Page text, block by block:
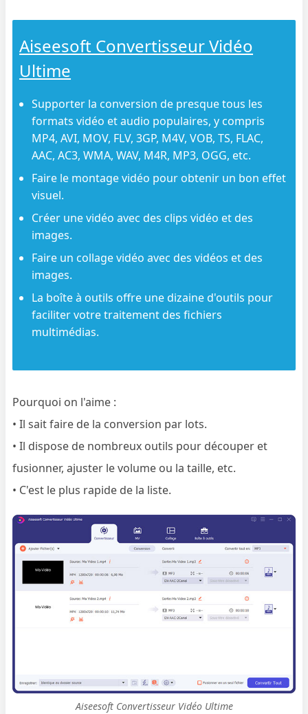
Aiseesoft Convertisseur Vidéo
Ultime
Supporter la conversion de presque tous les
formats vidéo et audio populaires, y compris
MP4, AVI, MOV, FLV, 3GP, M4V, VOB, TS, FLAC,
AAC, AC3, WMA, WAV, M4R, MP3, OGG, etc.
Faire le montage vidéo pour obtenir un bon effet
visuel.
Créer une vidéo avec des clips vidéo et des
images.
Faire un collage vidéo avec des vidéos et des
images.
La boîte à outils offre une dizaine d'outils pour
faciliter votre traitement des fichiers
multimédias.
Pourquoi on l'aime :
• Il sait faire de la conversion par lots.
• Il dispose de nombreux outils pour découper et
fusionner, ajuster le volume ou la taille, etc.
• C'est le plus rapide de la liste.
Aiseesoft Convertisseur Vidéo Ultime